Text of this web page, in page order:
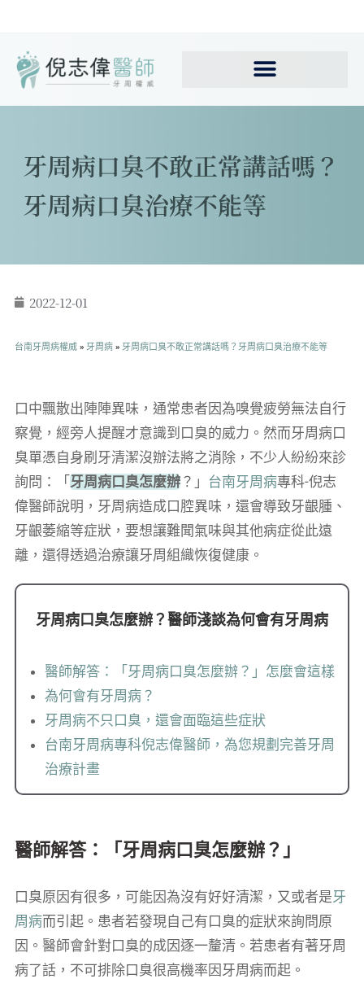
牙周病口臭不敢正常講話嗎？
牙周病口臭治療不能等
2022-12-01
台南牙周病權威 » 牙周病 » 牙周病口臭不敢正常講話嗎？牙周病口臭治療不能等
口中飄散出陣陣異味，通常患者因為嗅覺疲勞無法自行
察覺，經旁人提醒才意識到口臭的威力。然而牙周病口
臭單憑自身刷牙清潔沒辦法將之消除，不少人紛紛來診
詢問：「 牙周病口臭怎麼辦？」 台南牙周病專科-倪志
偉醫師說明，牙周病造成口腔異味，還會導致牙齦腫、
牙齦萎縮等症狀，要想讓難聞氣味與其他病症從此遠
離，還得透過治療讓牙周組織恢復健康。
牙周病口臭怎麼辦？醫師淺談為何會有牙周病
醫師解答：「牙周病口臭怎麼辦？」怎麼會這樣
為何會有牙周病？
牙周病不只口臭，還會面臨這些症狀
台南牙周病專科倪志偉醫師，為您規劃完善牙周
治療計畫
醫師解答：「牙周病口臭怎麼辦？」
口臭原因有很多，可能因為沒有好好清潔，又或者是牙
周病而引起。患者若發現自己有口臭的症狀來詢問原
因。醫師會針對口臭的成因逐一釐清。若患者有著牙周
病了話，不可排除口臭很高機率因牙周病而起。